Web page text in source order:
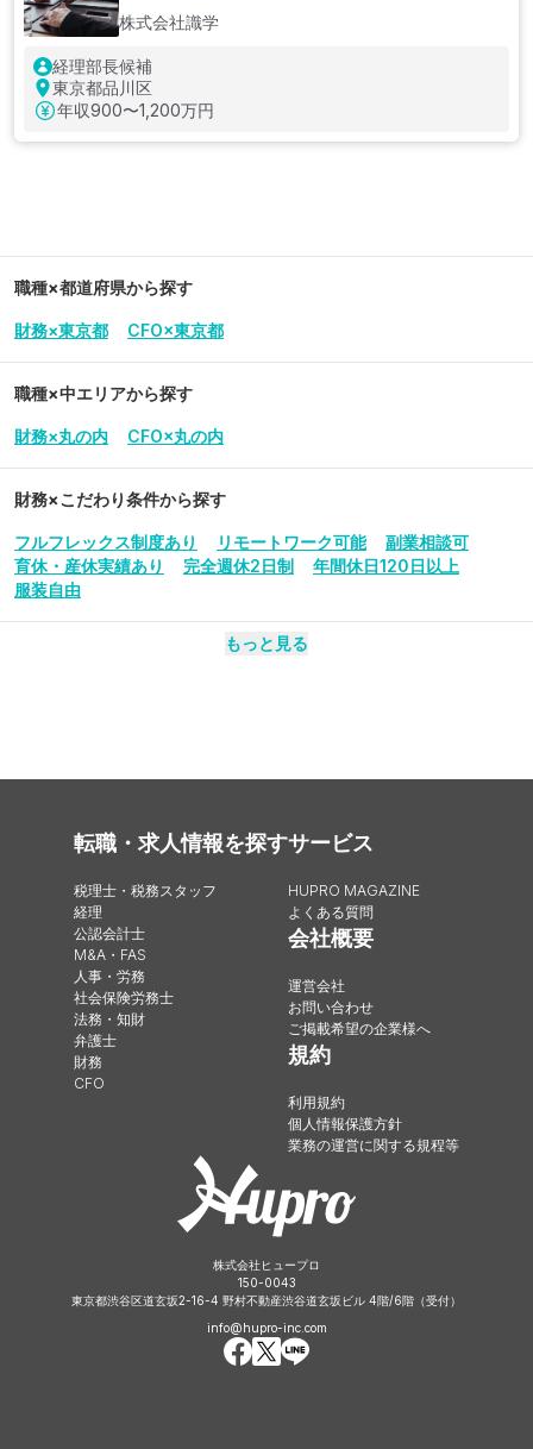
株式会社識学
経理部長候補
東京都品川区
年収900〜1,200万円
職種×都道府県から探す
財務×東京都 CFO×東京都
職種×中エリアから探す
財務×丸の内 CFO×丸の内
財務×こだわり条件から探す
フルフレックス制度あり リモートワーク可能
副業相談可
育休・産休実績あり
完全週休2日制
年間休日120日以上
服装自由
もっと見る
転職・求人情報を探す
税理士・税務スタッフ
経理
公認会計士
M&A・FAS
人事・労務
社会保険労務士
法務・知財
弁護士
財務
CFO
サービス
HUPRO MAGAZINE
よくある質問
会社概要
運営会社
お問い合わせ
ご掲載希望の企業様へ
規約
利用規約
個人情報保護方針
業務の運営に関する規程等
株式会社ヒュープロ
150-0043
東京都渋谷区道玄坂2-16-4 野村不動産渋谷道玄坂ビル 4階/6階（受付）
info@hupro-inc.com